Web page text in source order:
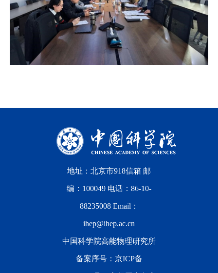
地址：北京市918信箱 邮
编：100049 电话：86-10-
88235008 Email：
ihep@ihep.ac.cn
中国科学院高能物理研究所
备案序号： 京ICP备